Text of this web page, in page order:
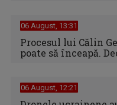
06 August, 13:31
Procesul lui Călin
poate să înceapă.
06 August, 12:21